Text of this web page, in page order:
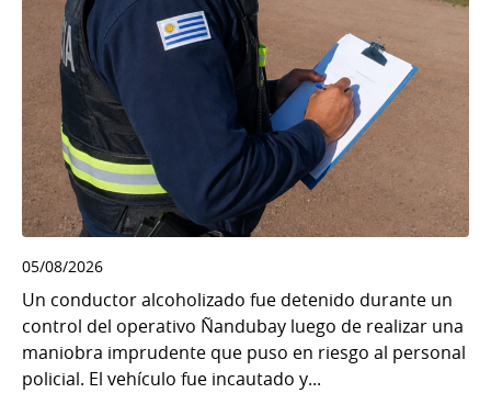
05/08/2026
Un conductor alcoholizado fue detenido durante un
control del operativo Ñandubay luego de realizar una
maniobra imprudente que puso en riesgo al personal
policial. El vehículo fue incautado y...